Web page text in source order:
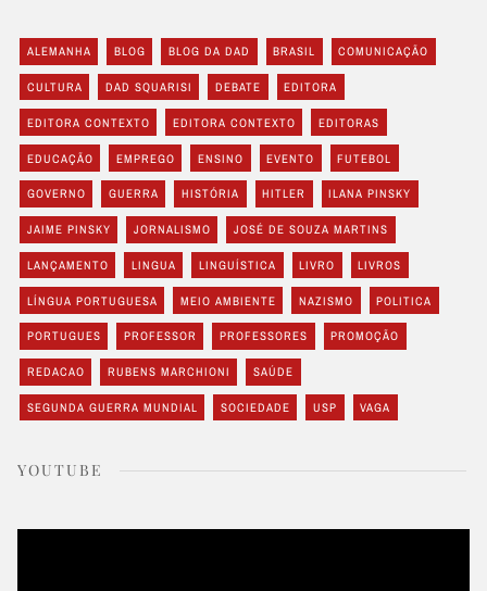
ALEMANHA BLOG BLOG DA DAD BRASIL COMUNICAÇÃO
CULTURA DAD SQUARISI DEBATE EDITORA
EDITORA CONTEXTO EDITORA CONTEXTO EDITORAS
EDUCAÇÃO EMPREGO ENSINO EVENTO FUTEBOL
GOVERNO GUERRA HISTÓRIA HITLER ILANA PINSKY
JAIME PINSKY JORNALISMO JOSÉ DE SOUZA MARTINS
LANÇAMENTO LINGUA LINGUÍSTICA LIVRO LIVROS
LÍNGUA PORTUGUESA MEIO AMBIENTE NAZISMO POLITICA
PORTUGUES PROFESSOR PROFESSORES PROMOÇÃO
REDACAO RUBENS MARCHIONI SAÚDE
SEGUNDA GUERRA MUNDIAL SOCIEDADE USP VAGA
YOUTUBE